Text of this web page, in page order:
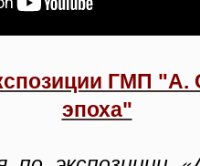
ГМП "А.
эпоха"